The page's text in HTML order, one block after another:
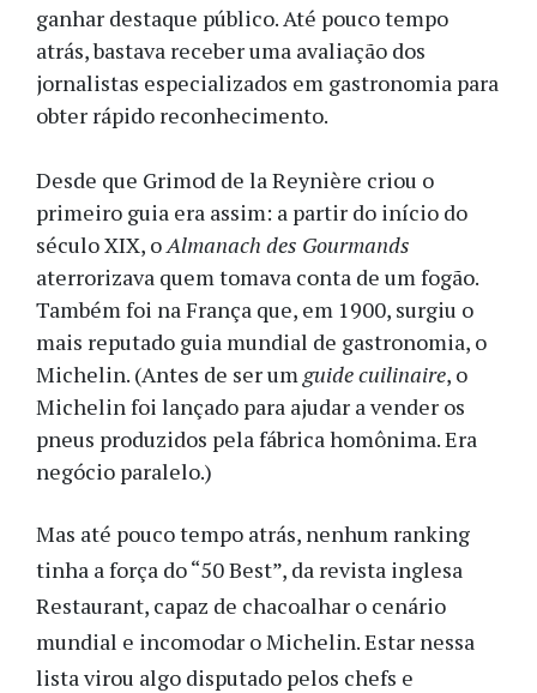
ganhar destaque público. Até pouco tempo
atrás, bastava receber uma avaliação dos
jornalistas especializados em gastronomia para
obter rápido reconhecimento.
Desde que Grimod de la Reynière criou o
primeiro guia era assim: a partir do início do
século XIX, oAlmanach des Gourmands
aterrorizava quem tomava conta de um fogão.
Também foi na França que, em 1900, surgiu o
mais reputado guia mundial de gastronomia, o
Michelin. (Antes de ser um guide cuilinaire, o
Michelin foi lançado para ajudar a vender os
pneus produzidos pela fábrica homônima. Era
negócio paralelo.)
Mas até pouco tempo atrás, nenhum ranking
tinha a força do “50 Best”, da revista inglesa
Restaurant, capaz de chacoalhar o cenário
mundial e incomodar o Michelin. Estar nessa
lista virou algo disputado pelos chefs e